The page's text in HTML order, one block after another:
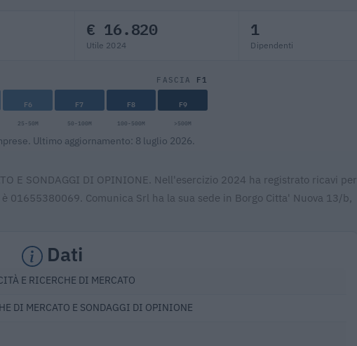
€ 16.820
Utile 2024
1
Dipendenti
FASCIA F1
F6 F7 F8 F9
25-50M 50-100M 100-500M >500M
Ultimo aggiornamento: 8 luglio 2026.
E SONDAGGI DI OPINIONE. Nell'esercizio 2024 ha registrato ricavi per
01655380069. Comunica Srl ha la sua sede in Borgo Citta' Nuova 13/b,
Dati
E RICERCHE DI MERCATO
DI MERCATO E SONDAGGI DI OPINIONE